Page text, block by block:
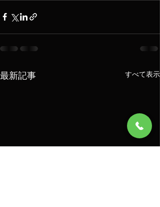
最新記事 すべて表示